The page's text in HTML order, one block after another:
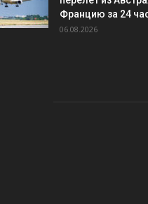
Францию за 24
06.08.2026